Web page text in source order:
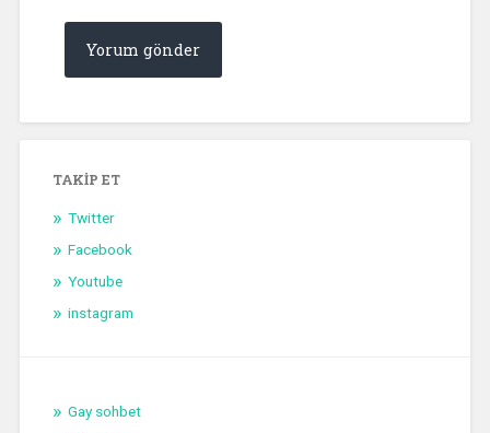
TAKIP ET
Twitter
Facebook
Youtube
instagram
Gay sohbet